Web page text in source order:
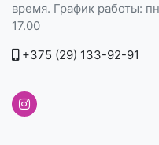
время. График работы:
17.00
+375 (29) 133-92-91